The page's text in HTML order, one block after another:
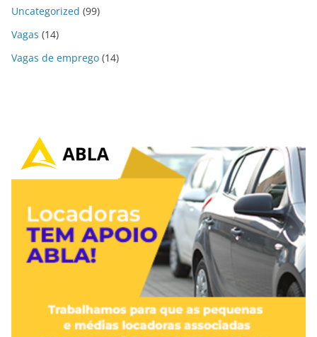
Uncategorized (99)
Vagas (14)
Vagas de emprego (14)